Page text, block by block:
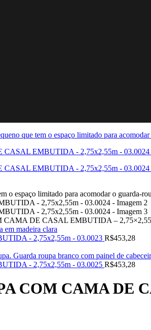
DE CASAL EMBUTIDA –
- 2,75x2,55m - 03.0023 R$453,28
- 2,75x2,55m - 03.0025 R$453,28
COM CAMA DE